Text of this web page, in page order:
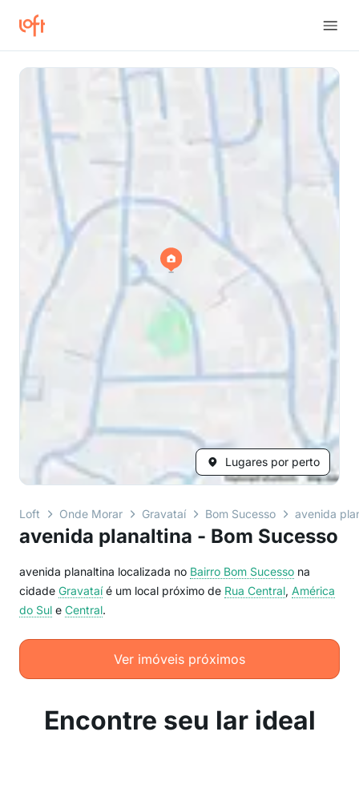
Lugares por perto
Loft Onde Morar Gravataí Bom Sucesso avenida
avenida planaltina - Bom Sucesso
avenida planaltina localizada no Bairro Bom Sucesso na
cidade Gravataíé um local próximo de Rua Central, América
do Sul e Central.
Ver imóveis próximos
Encontre seu lar ideal